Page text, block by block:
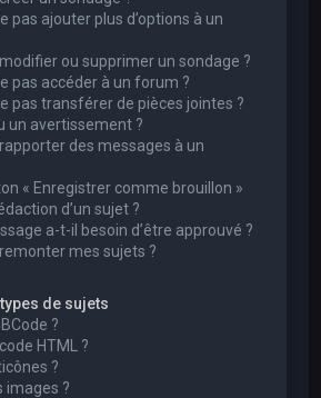
pas ajouter plus d’options à un
ou supprimer un sondage ?
pas accéder à un forum ?
pas transférer de pièces jointes ?
un avertissement ?
des messages à un
« Enregistrer comme brouillon »
d’un sujet ?
a-t-il besoin d’être approuvé ?
mes sujets ?
de sujets
?
HTML ?
?
images ?